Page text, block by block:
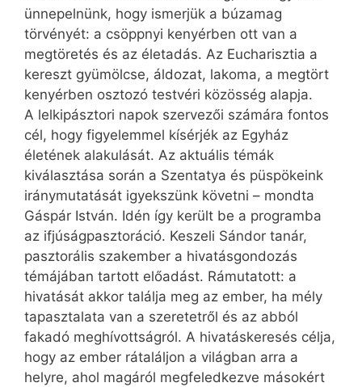
ünnepelnünk, hogy ismerjük a búzamag
törvényét: a csöppnyi kenyérben ott van a
megtöretés és az életadás. Az Eucharisztia a
kereszt gyümölcse, áldozat, lakoma, a megtört
kenyérben osztozó testvéri közösség alapja.
A lelkipásztori napok szervezői számára fontos
cél, hogy figyelemmel kísérjék az Egyház
életének alakulását. Az aktuális témák
kiválasztása során a Szentatya és püspökeink
iránymutatását igyekszünk követni – mondta
Gáspár István. Idén így került be a programba
az ifjúság­pasz­toráció. Keszeli Sándor tanár,
pasztorális szakember a hivatásgondozás
témájában tartott előadást. Rámutatott: a
hivatását akkor találja meg az ember, ha mély
tapasztalata van a szeretetről és az abból
fakadó meghívottságról. A hivatáskeresés célja,
hogy az ember rátaláljon a világban arra a
helyre, ahol magáról megfeledkezve másokért